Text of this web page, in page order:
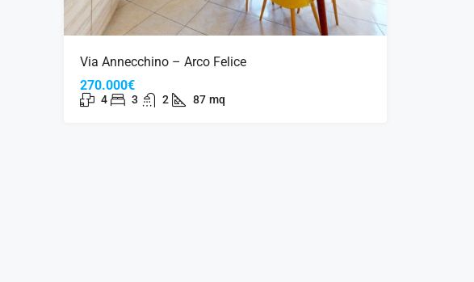
Via Annecchino – Arco Felice
270.000€
4 3 2 87 mq